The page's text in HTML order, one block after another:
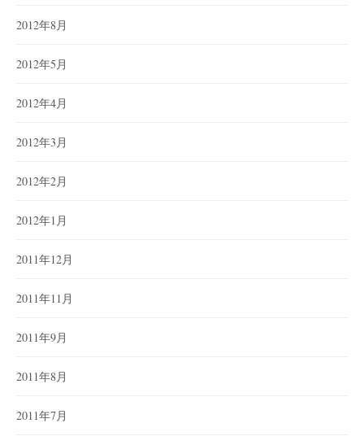
2012年8月
2012年5月
2012年4月
2012年3月
2012年2月
2012年1月
2011年12月
2011年11月
2011年9月
2011年8月
2011年7月